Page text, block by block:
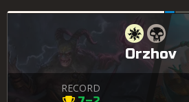
Orzhov
RECORD